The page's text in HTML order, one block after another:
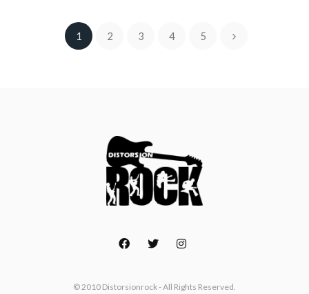
1 2 3 4 5
© 2010 Distorsionrock - All Rights Reserved.